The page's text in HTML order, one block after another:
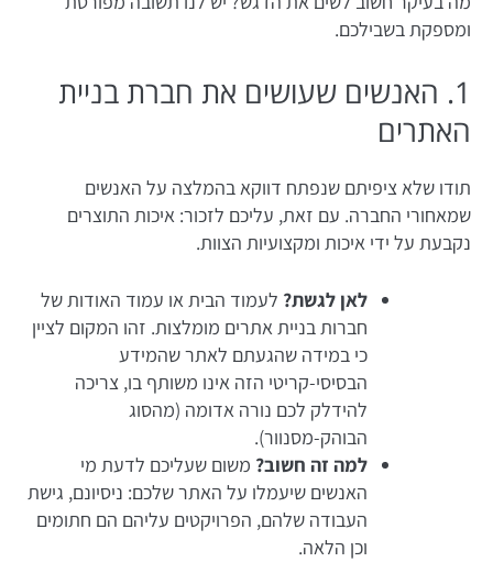
ומספקת בשבילכם.
1. האנשים שעושים את חברת בניית
האתרים
תודו שלא ציפיתם שנפתח דווקא בהמלצה על האנשים
שמאחורי החברה. עם זאת, עליכם לזכור: איכות התוצרים
נקבעת על ידי איכות ומקצועיות הצוות.
לאן לגשת? לעמוד הבית או עמוד האודות של
חברות בניית אתרים מומלצות. זהו המקום לציין
כי במידה שהגעתם לאתר שהמידע
הבסיסי-קריטי הזה אינו משותף בו, צריכה
להידלק לכם נורה אדומה (מהסוג
הבוהק-מסנוור).
למה זה חשוב? משום שעליכם לדעת מי
האנשים שיעמלו על האתר שלכם: ניסיונם, גישת
העבודה שלהם, הפרויקטים עליהם הם חתומים
וכן הלאה.